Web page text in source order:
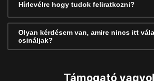
Hírlevélre hogy tudok feliratkozni?
Olyan kérdésem van, amire nincs itt
csináljak?
Támogató